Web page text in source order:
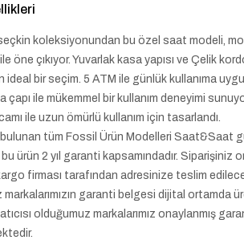
koleksiyonundan bu özel saat modeli,
öne çıkıyor. Yuvarlak kasa yapısı ve Çelik
ideal bir seçim. 5 ATM ile günlük kullanıma
çapı ile mükemmel bir kullanım deneyimi
ile uzun ömürlü kullanım için tasarlandı.
tüm Fossil Ürün Modelleri Saat&Saat
bu ürün 2 yıl garanti kapsamındadır. Siparişiniz
firması tarafından adresinize teslim
garanti belgesi dijital ortamda
olduğumuz markalarımız onaylanmış